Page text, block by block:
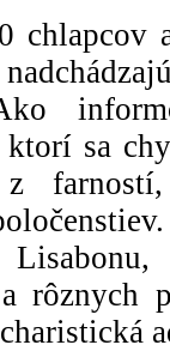
chlapcov
sa
rôznych